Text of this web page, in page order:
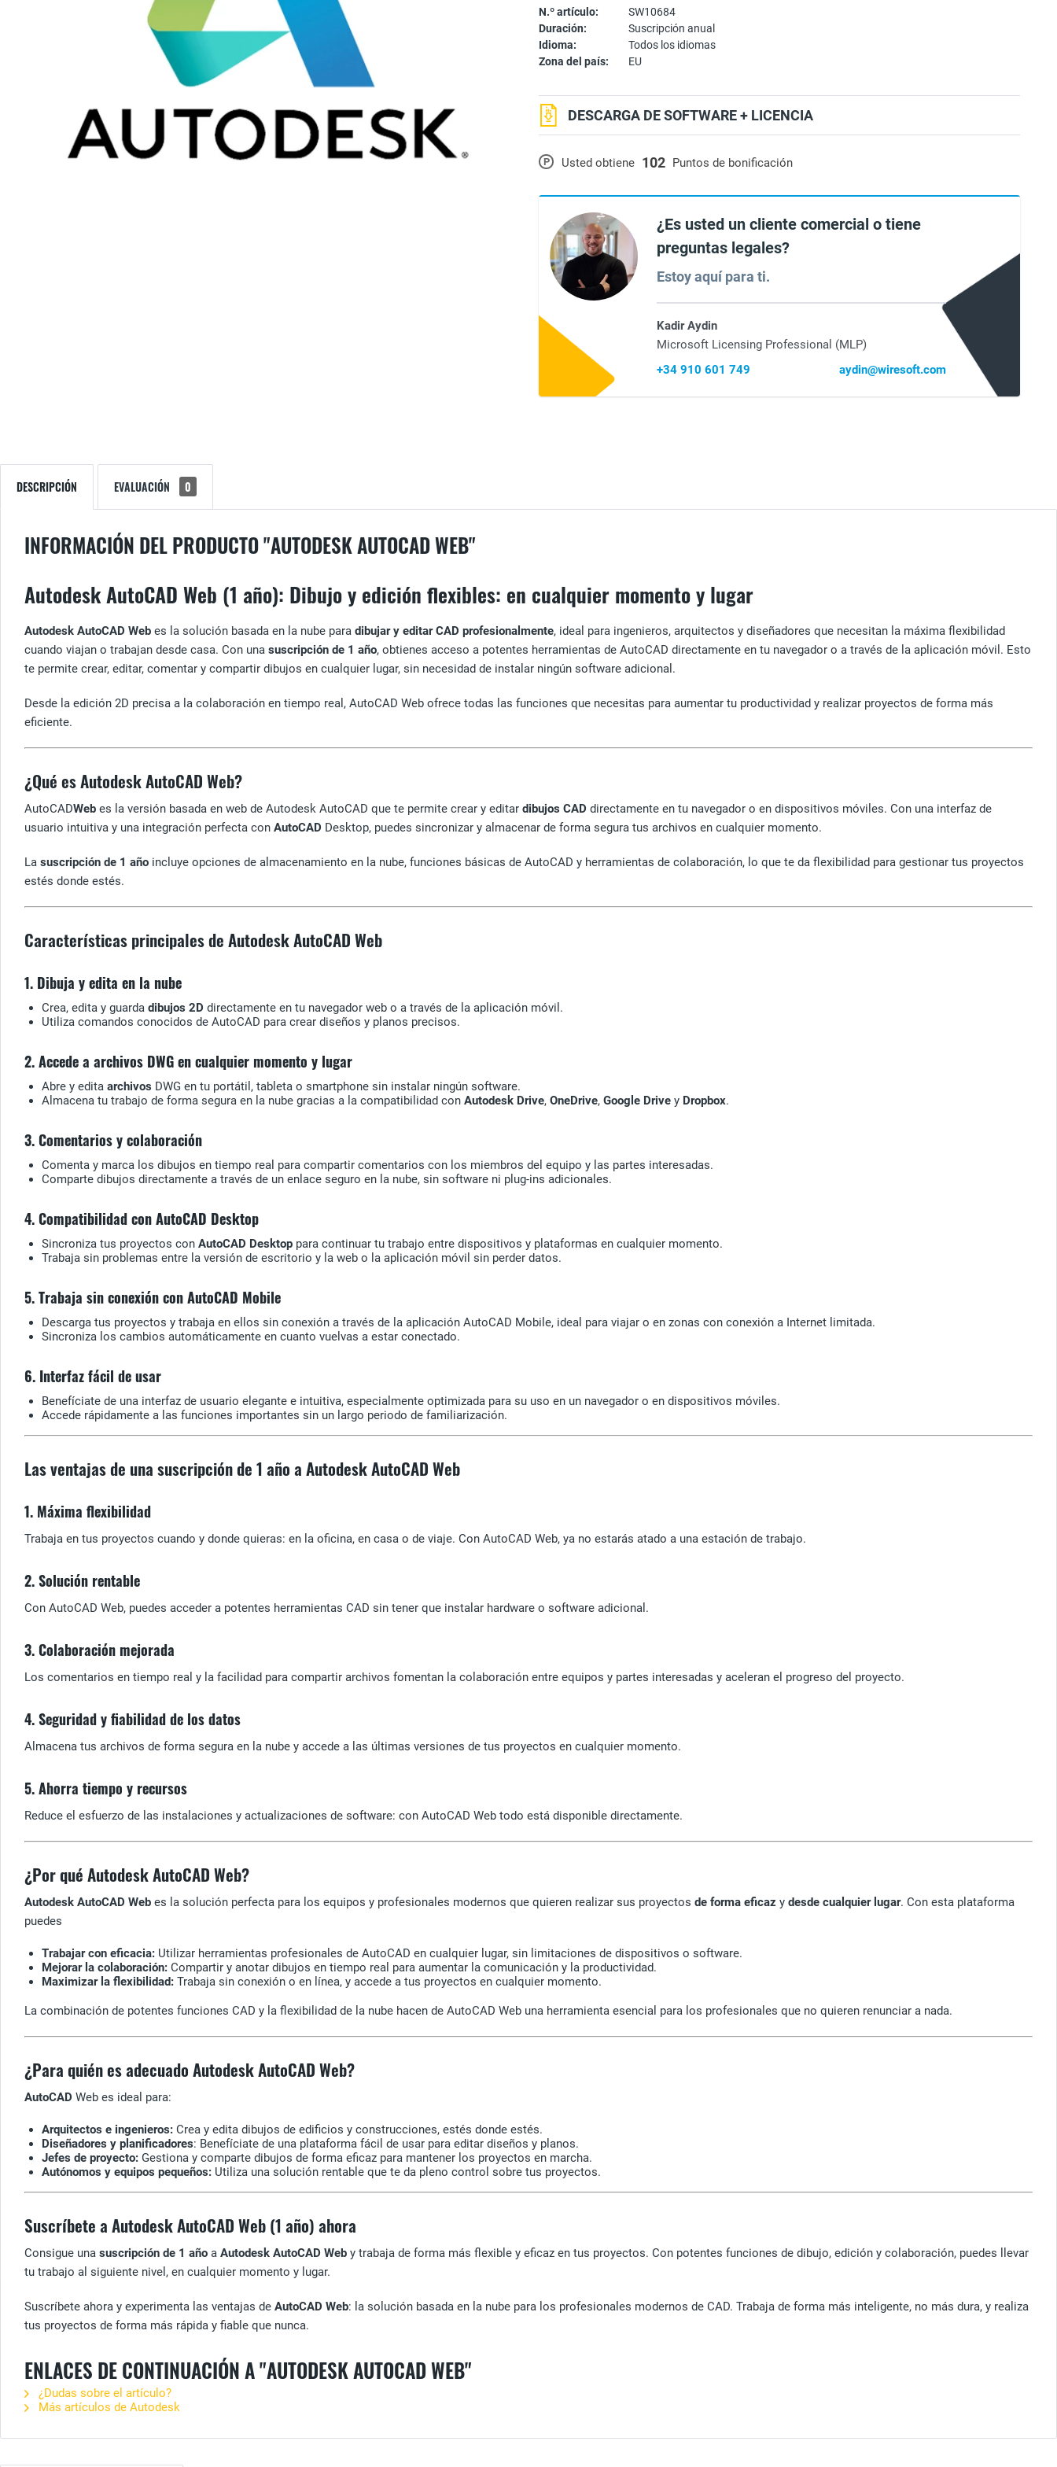
N.º artículo:
SW10684
Duración:
Suscripción anual
Idioma:
Todos los idiomas
Zona del país:
EU
P Usted obtiene 102 Puntos de bonificación
DESCARGA DE SOFTWARE + LICENCIA
¿Es usted un cliente comercial o tiene
preguntas legales?
Estoy aquí para ti.
Kadir Aydin
Microsoft Licensing Professional (MLP)
+34 910 601 749
aydin@wiresoft.com
DESCRIPCIÓN EVALUACIÓN 0
INFORMACIÓN DEL PRODUCTO "AUTODESK AUTOCAD WEB"
Autodesk AutoCAD Web (1 año): Dibujo y edición flexibles: en cualquier momento y lugar
Autodesk AutoCAD Web es la solución basada en la nube para dibujar y editar CAD profesionalmente, ideal para ingenieros, arquitectos y diseñadores que necesitan la máxima flexibilidad
cuando viajan o trabajan desde casa. Con una suscripción de 1 año, obtienes acceso a potentes herramientas de AutoCAD directamente en tu navegador o a través de la aplicación móvil. Esto
te permite crear, editar, comentar y compartir dibujos en cualquier lugar, sin necesidad de instalar ningún software adicional.
Desde la edición 2D precisa a la colaboración en tiempo real, AutoCAD Web ofrece todas las funciones que necesitas para aumentar tu productividad y realizar proyectos de forma más
eficiente.
¿Qué es Autodesk AutoCAD Web?
AutoCADWeb es la versión basada en web de Autodesk AutoCAD que te permite crear y editar dibujos CAD directamente en tu navegador o en dispositivos móviles. Con una interfaz de
usuario intuitiva y una integración perfecta con AutoCAD Desktop, puedes sincronizar y almacenar de forma segura tus archivos en cualquier momento.
La suscripción de 1 año incluye opciones de almacenamiento en la nube, funciones básicas de AutoCAD y herramientas de colaboración, lo que te da flexibilidad para gestionar tus proyectos
estés donde estés.
Características principales de Autodesk AutoCAD Web
1. Dibuja y edita en la nube
Crea, edita y guarda dibujos 2D directamente en tu navegador web o a través de la aplicación móvil.
Utiliza comandos conocidos de AutoCAD para crear diseños y planos precisos.
2. Accede a archivos DWG en cualquier momento y lugar
Abre y edita archivos DWG en tu portátil, tableta o smartphone sin instalar ningún software.
Almacena tu trabajo de forma segura en la nube gracias a la compatibilidad con Autodesk Drive, OneDrive, Google Drive y Dropbox.
3. Comentarios y colaboración
Comenta y marca los dibujos en tiempo real para compartir comentarios con los miembros del equipo y las partes interesadas.
Comparte dibujos directamente a través de un enlace seguro en la nube, sin software ni plug-ins adicionales.
4. Compatibilidad con AutoCAD Desktop
Sincroniza tus proyectos con AutoCAD Desktop para continuar tu trabajo entre dispositivos y plataformas en cualquier momento.
Trabaja sin problemas entre la versión de escritorio y la web o la aplicación móvil sin perder datos.
5. Trabaja sin conexión con AutoCAD Mobile
Descarga tus proyectos y trabaja en ellos sin conexión a través de la aplicación AutoCAD Mobile, ideal para viajar o en zonas con conexión a Internet limitada.
Sincroniza los cambios automáticamente en cuanto vuelvas a estar conectado.
6. Interfaz fácil de usar
Benefíciate de una interfaz de usuario elegante e intuitiva, especialmente optimizada para su uso en un navegador o en dispositivos móviles.
Accede rápidamente a las funciones importantes sin un largo periodo de familiarización.
Las ventajas de una suscripción de 1 año a Autodesk AutoCAD Web
1. Máxima flexibilidad
Trabaja en tus proyectos cuando y donde quieras: en la oficina, en casa o de viaje. Con AutoCAD Web, ya no estarás atado a una estación de trabajo.
2. Solución rentable
Con AutoCAD Web, puedes acceder a potentes herramientas CAD sin tener que instalar hardware o software adicional.
3. Colaboración mejorada
Los comentarios en tiempo real y la facilidad para compartir archivos fomentan la colaboración entre equipos y partes interesadas y aceleran el progreso del proyecto.
4. Seguridad y fiabilidad de los datos
Almacena tus archivos de forma segura en la nube y accede a las últimas versiones de tus proyectos en cualquier momento.
5. Ahorra tiempo y recursos
Reduce el esfuerzo de las instalaciones y actualizaciones de software: con AutoCAD Web todo está disponible directamente.
¿Por qué Autodesk AutoCAD Web?
Autodesk AutoCAD Web es la solución perfecta para los equipos y profesionales modernos que quieren realizar sus proyectos de forma eficaz y desde cualquier lugar. Con esta plataforma
puedes
Trabajar con eficacia: Utilizar herramientas profesionales de AutoCAD en cualquier lugar, sin limitaciones de dispositivos o software.
Mejorar la colaboración: Compartir y anotar dibujos en tiempo real para aumentar la comunicación y la productividad.
Maximizar la flexibilidad: Trabaja sin conexión o en línea, y accede a tus proyectos en cualquier momento.
La combinación de potentes funciones CAD y la flexibilidad de la nube hacen de AutoCAD Web una herramienta esencial para los profesionales que no quieren renunciar a nada.
¿Para quién es adecuado Autodesk AutoCAD Web?
AutoCAD Web es ideal para:
Arquitectos e ingenieros: Crea y edita dibujos de edificios y construcciones, estés donde estés.
Diseñadores y planificadores: Benefíciate de una plataforma fácil de usar para editar diseños y planos.
Jefes de proyecto: Gestiona y comparte dibujos de forma eficaz para mantener los proyectos en marcha.
Autónomos y equipos pequeños: Utiliza una solución rentable que te da pleno control sobre tus proyectos.
Suscríbete a Autodesk AutoCAD Web (1 año) ahora
Consigue una suscripción de 1 año a Autodesk AutoCAD Web y trabaja de forma más flexible y eficaz en tus proyectos. Con potentes funciones de dibujo, edición y colaboración, puedes llevar
tu trabajo al siguiente nivel, en cualquier momento y lugar.
Suscríbete ahora y experimenta las ventajas de AutoCAD Web: la solución basada en la nube para los profesionales modernos de CAD. Trabaja de forma más inteligente, no más dura, y realiza
tus proyectos de forma más rápida y fiable que nunca.
ENLACES DE CONTINUACIÓN A "AUTODESK AUTOCAD WEB"
¿Dudas sobre el artículo?
Más artículos de Autodesk